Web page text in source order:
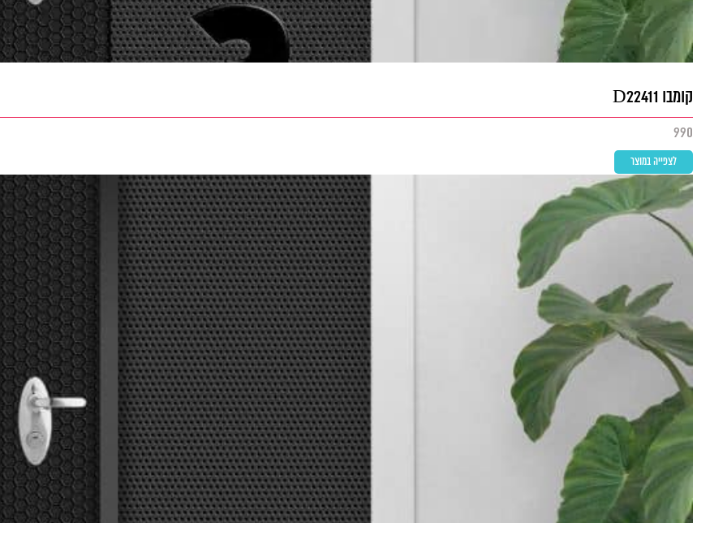
קומבו D22411
990
לצפייה במוצר